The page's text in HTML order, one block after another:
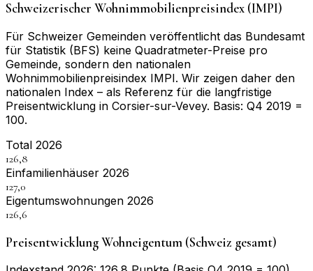
Schweizerischer Wohnimmobilienpreisindex (IMPI)
Für Schweizer Gemeinden veröffentlicht das Bundesamt
für Statistik (BFS) keine Quadratmeter-Preise pro
Gemeinde, sondern den nationalen
Wohnimmobilienpreisindex IMPI. Wir zeigen daher den
nationalen Index – als Referenz für die langfristige
Preisentwicklung in Corsier-sur-Vevey. Basis: Q4 2019 =
100.
Total 2026
126,8
Einfamilienhäuser 2026
127,0
Eigentumswohnungen 2026
126,6
Preisentwicklung Wohneigentum (Schweiz gesamt)